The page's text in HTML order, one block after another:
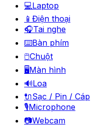
💻Laptop
📱 Điện thoại
🎧Tai nghe
⌨️Bàn phím
🖱️Chuột
🖥️Màn hình
🔊Loa
🔌Sạc / Pin / Cáp
🎙️Microphone
📷Webcam